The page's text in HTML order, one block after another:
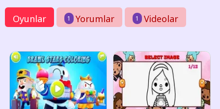
Oyunlar 1 Yorumlar 1 Videolar